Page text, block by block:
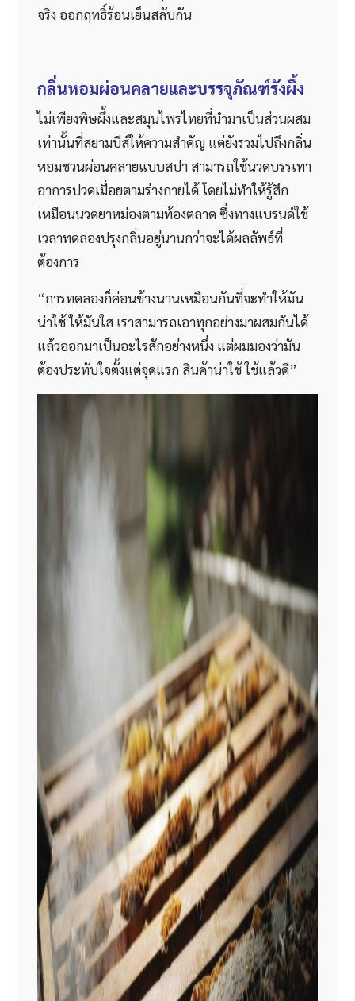
จริง ออกฤทธิ์ร้อนเย็นสลับกัน
กลิ่นหอมผ่อนคลายและบรรจุภัณฑ์รังผึ้ง
ไม่เพียงพิษผึ้งและสมุนไพรไทยที่นำมาเป็นส่วนผสม
เท่านั้นที่สยามบีส์ให้ความสำคัญ แต่ยังรวมไปถึงกลิ่น
หอมชวนผ่อนคลายแบบสปา สามารถใช้นวดบรรเทา
อาการปวดเมื่อยตามร่างกายได้ โดยไม่ทำให้รู้สึก
เหมือนนวดยาหม่องตามท้องตลาด ซึ่งทางแบรนด์ใช้
เวลาทดลองปรุงกลิ่นอยู่นานกว่าจะได้ผลลัพธ์ที่
ต้องการ
“การทดลองก็ค่อนข้างนานเหมือนกันที่จะทำให้มัน
น่าใช้ ให้มันใส เราสามารถเอาทุกอย่างมาผสมกันได้
แล้วออกมาเป็นอะไรสักอย่างหนึ่ง แต่ผมมองว่ามัน
ต้องประทับใจตั้งแต่จุดแรก สินค้าน่าใช้ ใช้แล้วดี”